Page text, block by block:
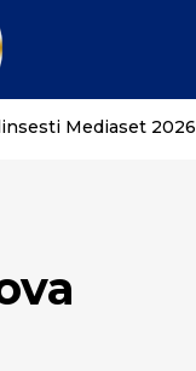
Mediaset 2026